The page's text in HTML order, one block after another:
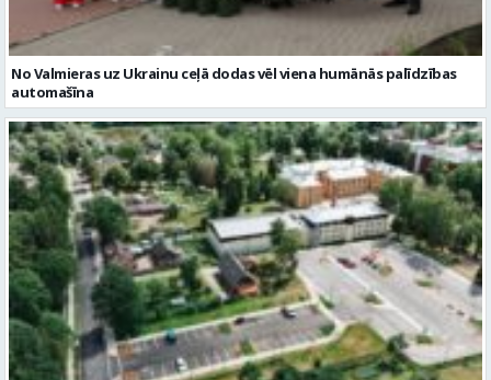
Noslēgusies Semināra ielas pārbūve un stāvlaukuma izbūve
Valmierā